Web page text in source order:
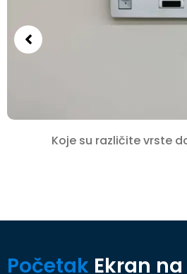
Koje su različite vrste
Početak Ekran